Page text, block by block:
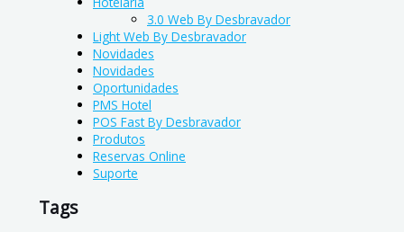
3.0 Web By Desbravador
Light Web By Desbravador
Novidades
Novidades
Oportunidades
PMS Hotel
POS Fast By Desbravador
Produtos
Reservas Online
Suporte
Tags